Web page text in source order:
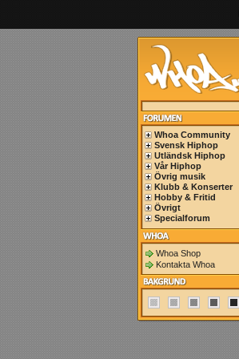
Whoa Community
Svensk Hiphop
Utländsk Hiphop
Vår Hiphop
Övrig musik
Klubb & Konserter
Hobby & Fritid
Övrigt
Specialforum
Whoa Shop
Kontakta Whoa